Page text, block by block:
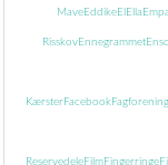
MaveEddikeEl Ella
RisskovEnnegrammet
KærsterFacebookFagforening
ReservedeleFilmFingerringe